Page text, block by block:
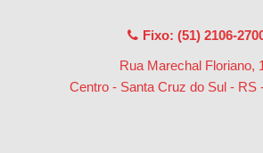
Fixo: (51) 2106-
Rua Marechal Floriano,
Centro - Santa Cruz do Sul - RS